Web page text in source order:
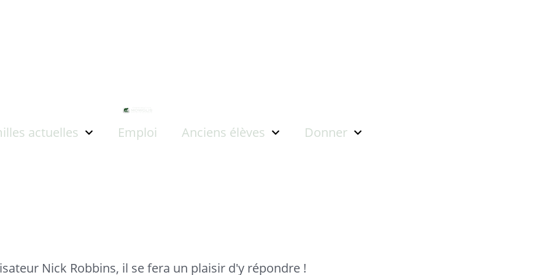
actuelles Emploi Anciens élèves Donner
Nick Robbins, il se fera un plaisir d'y répondre !